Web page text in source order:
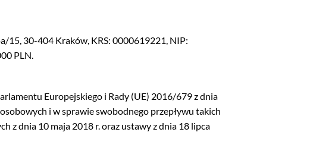
15, 30-404 Kraków, KRS: 0000619221, NIP:
PLN.
Europejskiego i Rady (UE) 2016/679 z dnia
i w sprawie swobodnego przepływu takich
z dnia 10 maja 2018 r. oraz ustawy z dnia 18 lipca